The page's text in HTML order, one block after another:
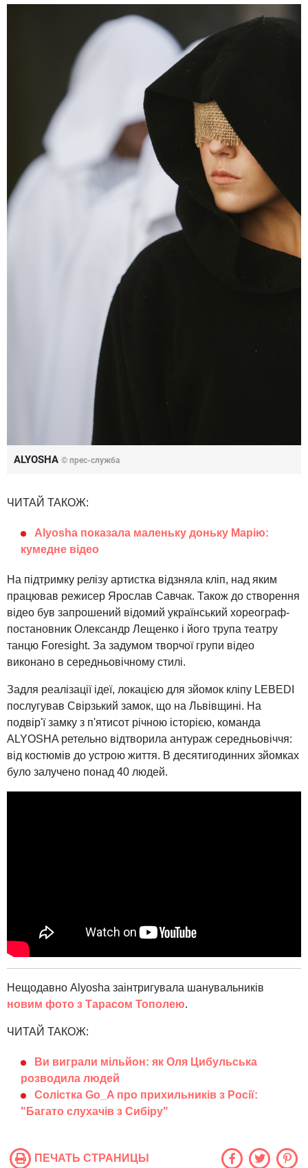
ALYOSHA © прес-служба
ЧИТАЙ ТАКОЖ:
Alyosha показала маленьку доньку Марію:
кумедне відео
На підтримку релізу артистка відзняла кліп, над яким
працював режисер Ярослав Савчак. Також до створення
відео був запрошений відомий український хореограф-
постановник Олександр Лещенко і його трупа театру
танцю Foresight. За задумом творчої групи відео
виконано в середньовічному стилі.
Задля реалізації ідеї, локацією для зйомок кліпу LEBEDI
послугував Свірзький замок, що на Львівщині. На
подвір'ї замку з п'ятисот річною історією, команда
ALYOSHA ретельно відтворила антураж середньовіччя:
від костюмів до устрою життя. В десятигодинних зйомках
було залучено понад 40 людей.
Нещодавно Alyosha заінтригувала шанувальників
новим фото з Тарасом Тополею.
ЧИТАЙ ТАКОЖ:
Ви виграли мільйон: як Оля Цибульська
розводила людей
Солістка Go_A про прихильників з Росії:
"Багато слухачів з Сибіру"
ПЕЧАТЬ СТРАНИЦЫ